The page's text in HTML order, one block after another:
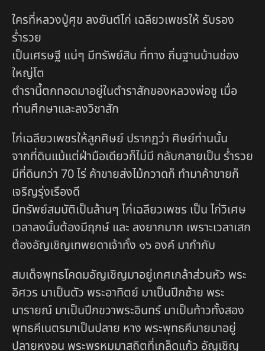
ใครที่หลวงปู่ศุข ลงยันต์ไก่ เฉลียวเพชรให้ รับรอง
ร่ำรวย
เป็นเศรษฐี แน่ๆ มีทรัพย์สิน ที่ทาง ถิ่นฐานบ้านช่อง
ใหญ่โต
ตำรานี้ตกทอดมาอยู่ในตำราสักของหลวงพ่อชู เมื่อ
ท่านศึกษาและลงวิชาสัก
ไก่เฉลียวเพชรให้ลูกศิษย์ ปรากฏว่า ศิษย์ท่านนั้น
จากที่ดินแม้แต่ฝ่ามือเดียวก็ไม่มี กลับกลายเป็น ร่ำรวย
มีที่ดินกว่า 70 ไร่ ค้าขายส่งไม้กวาดก็ ทำมาค้าขายก็
เจริญรุ่งเรืองดี
มีทรัพย์สมบัติเป็นล้านๆ ไก่เฉลียวเพชร เป็น ไก่วิเศษ
เวลาลงนั้นต้องมีฤกษ์ และ ลงยากมาก เพราะเวลาเสก
ต้องอัญเชิญเทพยดาเจ้าทั้ง ๑๖ องค์ มากำกับ
สมเด็จพุทธโคดมอัญเชิญมาอยู่เกศเกล้าส่วนหัว พระ
อิศวร มาเป็นตัว พระอาทิตย์ มาเป็นปีกซ้าย พระ
นารายณ์ มาเป็นปีกขวาพระอินทร์ มาเป็นท้าวทั้งสอง
พุทธคีเนตรมาเป็นปลาย หาง พระพุทธคีนายมาอยู่
ปลายหงอน พระพรหมมาสถิตที่เกล็ดแก้ว อัญเชิญ